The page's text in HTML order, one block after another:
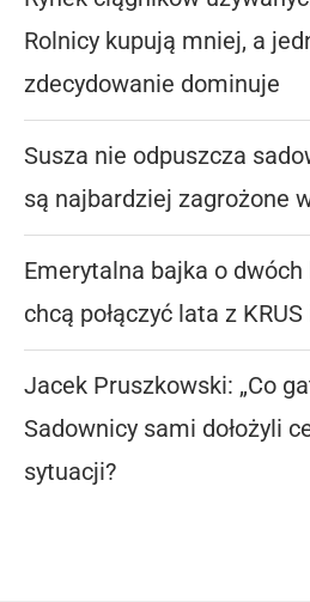
Rolnicy kupują mniej, a
zdecydowanie dominuje
Susza nie odpuszcza
są najbardziej zagrożone
Emerytalna bajka o dwóch
chcą połączyć lata z KRUS
Jacek Pruszkowski: „Co
Sadownicy sami dołożyli
sytuacji?